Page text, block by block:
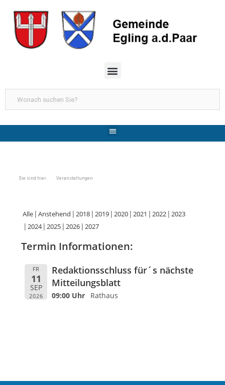
Sie sind hier: Veranstaltungen
Alle Anstehend 2018 2019 2020 2021 2022 2023
2024 2025 2026 2027
Termin Informationen:
FR
11
SEP
2026
Redaktionsschluss für´s nächste
Mitteilungsblatt
09:00 Uhr Rathaus